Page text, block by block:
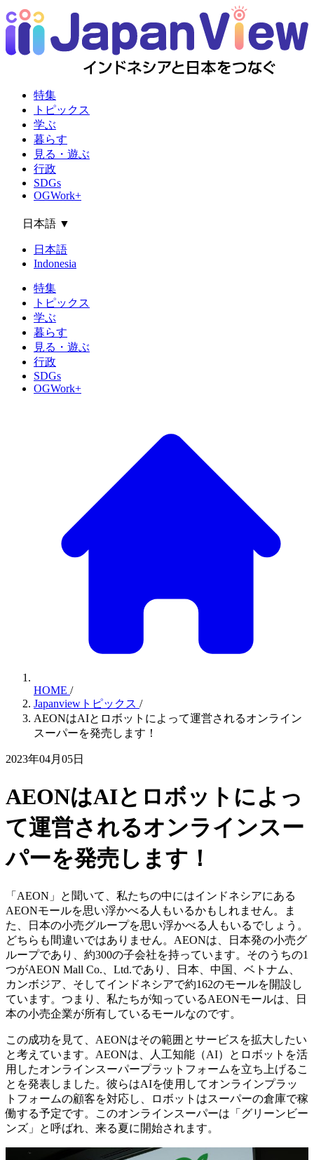
特集
トピックス
学ぶ
暮らす
見る・遊ぶ
行政
SDGs
OGWork+
日本語 ▼
日本語
Indonesia
特集
トピックス
学ぶ
暮らす
見る・遊ぶ
行政
SDGs
OGWork+
HOME /
Japanviewトピックス /
AEONはAIとロボットによって運営されるオンライン
スーパーを発売します！
2023年04月05日
AEONはAIとロボットによっ
て運営されるオンラインスー
パーを発売します！
「AEON」と聞いて、私たちの中にはインドネシアにある
AEONモールを思い浮かべる人もいるかもしれません。ま
た、日本の小売グループを思い浮かべる人もいるでしょう。
どちらも間違いではありません。AEONは、日本発の小売グ
ループであり、約300の子会社を持っています。そのうちの1
つがAEON Mall Co.、Ltd.であり、日本、中国、ベトナム、
カンボジア、そしてインドネシアで約162のモールを開設し
ています。つまり、私たちが知っているAEONモールは、日
本の小売企業が所有しているモールなのです。
この成功を見て、AEONはその範囲とサービスを拡大したい
と考えています。AEONは、人工知能（AI）とロボットを活
用したオンラインスーパープラットフォームを立ち上げるこ
とを発表しました。彼らはAIを使用してオンラインプラッ
トフォームの顧客を対応し、ロボットはスーパーの倉庫で稼
働する予定です。このオンラインスーパーは「グリーンビー
ンズ」と呼ばれ、来る夏に開始されます。